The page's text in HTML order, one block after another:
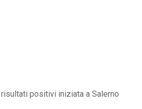
positivi iniziata a Salerno